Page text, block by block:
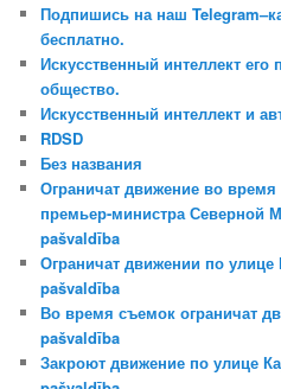
Подпишись на наш
бесплатно.
Искусственный интеллект
общество.
Искусственный интеллект и
RDSD
Без названия
Ограничат движение во время
премьер-министра Северной
pašvaldība
Ограничат движении по
pašvaldība
Во время съемок ограничат
pašvaldība
Закроют движение по улице